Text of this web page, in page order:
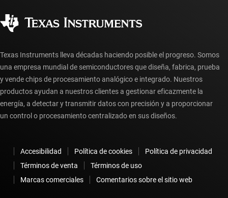
Preguntas frecuentes sobre la cuenta myTI
Texas Instruments lleva décadas haciendo posible el progreso. Somos
una empresa mundial de semiconductores que diseña, fabrica, prueba
y vende chips de procesamiento analógico e integrado. Nuestros
productos ayudan a nuestros clientes a gestionar eficazmente la
energía, a detectar y transmitir datos con precisión y a proporcionar
un control o procesamiento centralizado en sus diseños.
Accesibilidad Política de cookies
Política de privacidad
Términos de venta
Términos de uso
Marcas comerciales
Comentarios sobre el sitio web